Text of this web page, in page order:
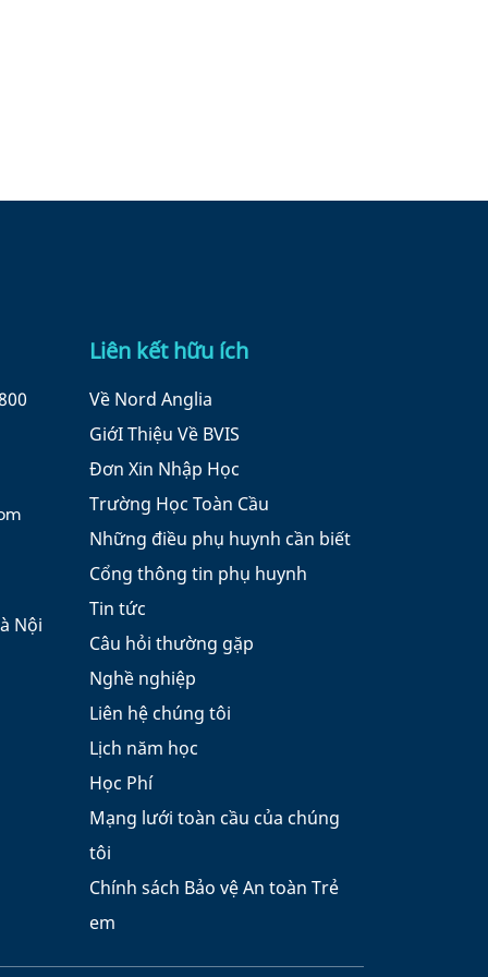
Nội
Liên kết hữu ích
Về Nord Anglia
GiớI Thiệu Về BVIS
Đơn Xin Nhập Học
Trường Học Toàn Cầu
Những điều phụ huynh cần biết
Cổng thông tin phụ huynh
Tin tức
Câu hỏi thường gặp
Nghề nghiệp
Liên hệ chúng tôi
Lịch năm học
Học Phí
Mạng lưới toàn cầu của chúng
tôi
Chính sách Bảo vệ An toàn Trẻ
em